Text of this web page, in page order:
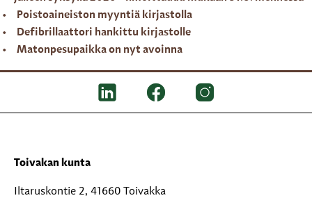
Poistoaineiston myyntiä kirjastolla
Defibrillaattori hankittu kirjastolle
Matonpesupaikka on nyt avoinna
Toivakan kunta
Iltaruskontie 2, 41660 Toivakka